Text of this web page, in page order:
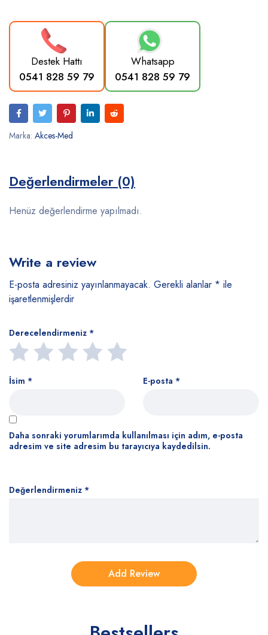
Destek Hattı
0541 828 59 79
Whatsapp
0541 828 59 79
Marka: Akces-Med
Değerlendirmeler (0)
Henüz değerlendirme yapılmadı.
Write a review
E-posta adresiniz yayınlanmayacak. Gerekli alanlar * ile
işaretlenmişlerdir
Derecelendirmeniz *
Değerlendirmeniz *
İsim * E-posta *
Daha sonraki yorumlarımda kullanılması için adım, e-posta
adresim ve site adresim bu tarayıcıya kaydedilsin.